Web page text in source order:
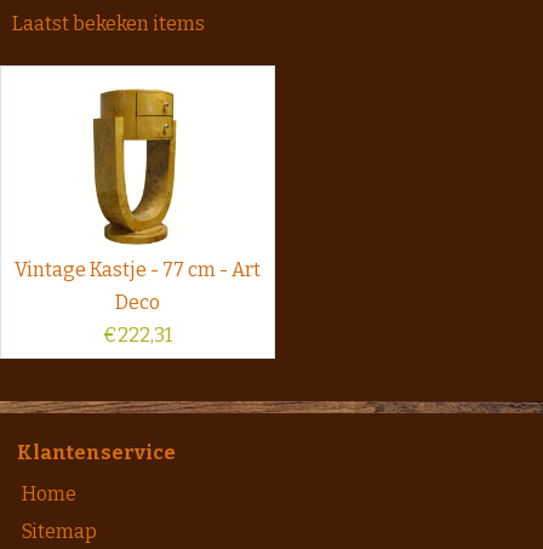
Laatst bekeken items
Vintage Kastje - 77 cm - Art
Deco
€222,31
Klantenservice
Home
Sitemap